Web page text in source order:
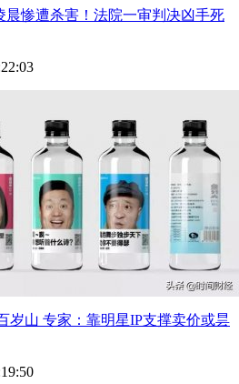
晨惨遭杀害！法院一审判决凶手死
岁山 专家：靠明星IP支撑卖价或昙